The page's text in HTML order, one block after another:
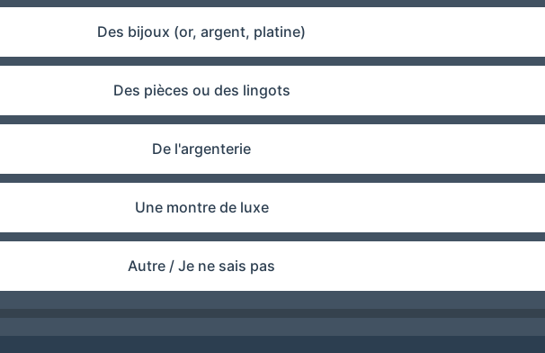
Des bijoux (or, argent, platine)
Des pièces ou des lingots
De l'argenterie
Une montre de luxe
Autre / Je ne sais pas